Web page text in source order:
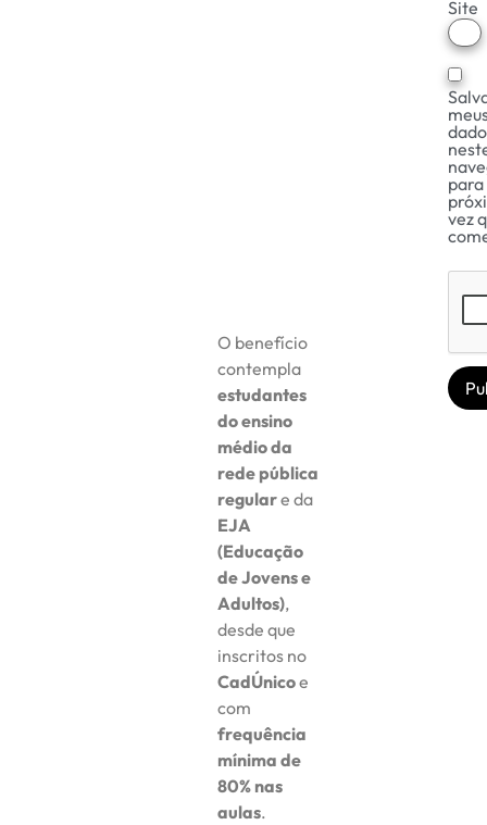
O benefício
contempla
estudantes
do ensino
médio da
rede pública
regulare da
EJA
(Educação
de Jovens e
Adultos),
desde que
inscritos no
CadÚnicoe
com
frequência
mínima de
80% nas
aulas.
Site
para
vez